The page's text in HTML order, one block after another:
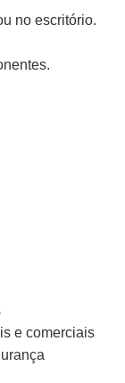
no escritório.
e comerciais